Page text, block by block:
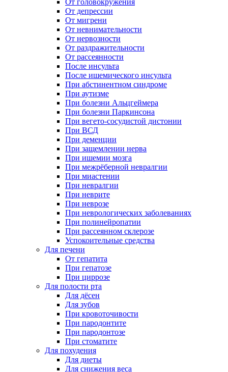
От головокружения
От депрессии
От мигрени
От невнимательности
От нервозности
От раздражительности
От рассеянности
После инсульта
После ишемического инсульта
При абстинентном синдроме
При аутизме
При болезни Альцгеймера
При болезни Паркинсона
При вегето-сосудистой дистонии
При ВСД
При деменции
При защемлении нерва
При ишемии мозга
При межрёберной невралгии
При миастении
При невралгии
При неврите
При неврозе
При неврологических заболеваниях
При полинейропатии
При рассеянном склерозе
Успокоительные средства
Для печени
От гепатита
При гепатозе
При циррозе
Для полости рта
Для дёсен
Для зубов
При кровоточивости
При пародонтите
При пародонтозе
При стоматите
Для похудения
Для диеты
Для снижения веса